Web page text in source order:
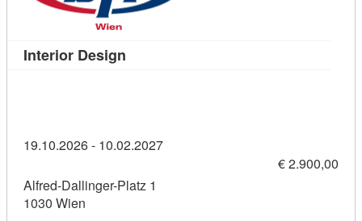
Interior Design
19.10.2026 - 10.02.2027
€ 2.900,00
Alfred-Dallinger-Platz 1
1030 Wien